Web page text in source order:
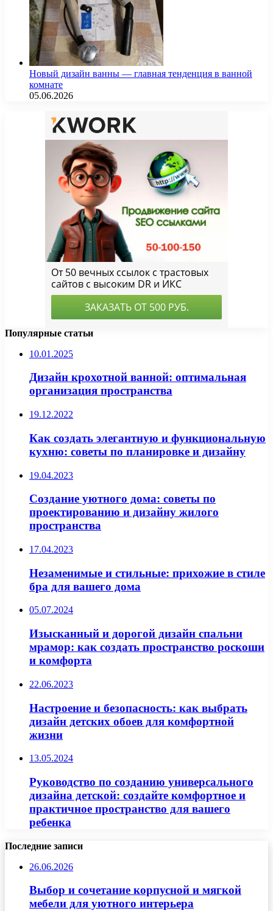
Новый дизайн ванны — главная тенденция в ванной
комнате
05.06.2026
Популярные статьи
10.01.2025
Дизайн крохотной ванной: оптимальная
организация пространства
19.12.2022
Как создать элегантную и функциональную
кухню: советы по планировке и дизайну
19.04.2023
Создание уютного дома: советы по
проектированию и дизайну жилого
пространства
17.04.2023
Незаменимые и стильные: прихожие в стиле
бра для вашего дома
05.07.2024
Изысканный и дорогой дизайн спальни
мрамор: как создать пространство роскоши
и комфорта
22.06.2023
Настроение и безопасность: как выбрать
дизайн детских обоев для комфортной
жизни
13.05.2024
Руководство по созданию универсального
дизайна детской: создайте комфортное и
практичное пространство для вашего
ребенка
Последние записи
26.06.2026
Выбор и сочетание корпусной и мягкой
мебели для уютного интерьера